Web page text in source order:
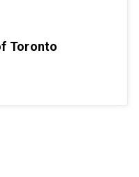
Toronto